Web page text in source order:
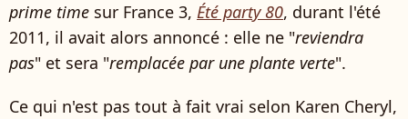
prime time sur France 3, Été party 80, durant l'été
2011, il avait alors annoncé : elle ne "reviendra
pas" et sera "remplacée par une plante verte".
Ce qui n'est pas tout à fait vrai selon Karen Cheryl,